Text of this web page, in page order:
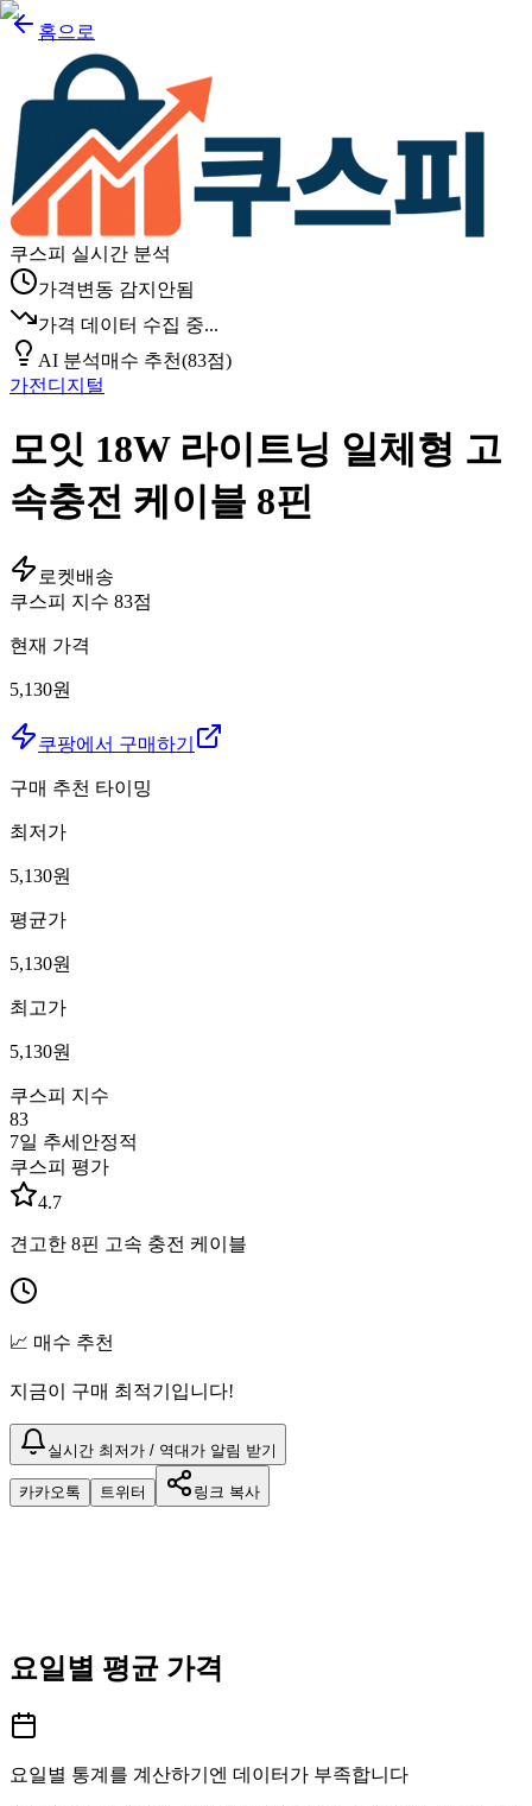
홈으로
쿠스피 실시간 분석
가격변동 감지안됨
가격 데이터 수집 중...
AI 분석매수 추천(83점)
가전디지털
모잇 18W 라이트닝 일체형 고
속충전 케이블 8핀
로켓배송
쿠스피 지수 83점
현재 가격
5,130원
쿠팡에서 구매하기
구매 추천 타이밍
최저가
5,130원
평균가
5,130원
최고가
5,130원
쿠스피 지수
83
7일 추세 안정적
쿠스피 평가
4.7
견고한 8핀 고속 충전 케이블
📈 매수 추천
지금이 구매 최적기입니다!
실시간 최저가 / 역대가 알림 받기
카카오톡 트위터 링크 복사
요일별 평균 가격
요일별 통계를 계산하기엔 데이터가 부족합니다